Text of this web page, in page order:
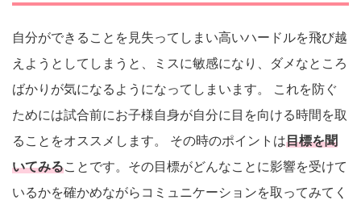
自分ができることを見失ってしまい高いハードルを飛び越
えようとしてしまうと、ミスに敏感になり、ダメなところ
ばかりが気になるようになってしまいます。 これを防ぐ
ためには試合前にお子様自身が自分に目を向ける時間を取
ることをオススメします。 その時のポイントは目標を聞
いてみることです。その目標がどんなことに影響を受けて
いるかを確かめながらコミュニケーションを取ってみてく